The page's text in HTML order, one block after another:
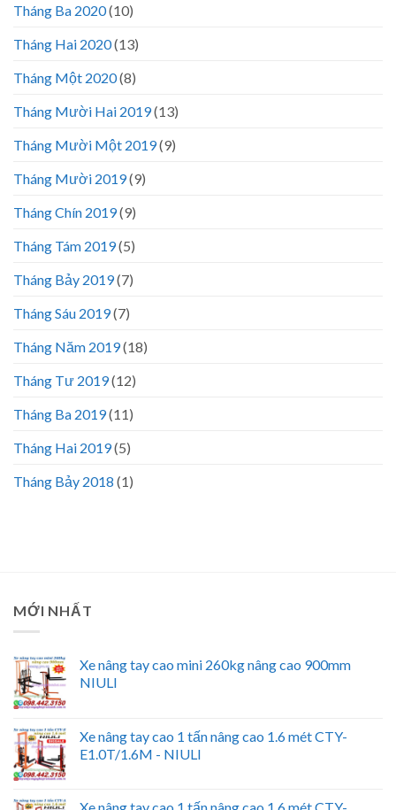
Tháng Ba 2020(10)
Tháng Hai 2020(13)
Tháng Một 2020(8)
Tháng Mười Hai 2019(13)
Tháng Mười Một 2019(9)
Tháng Mười 2019(9)
Tháng Chín 2019(9)
Tháng Tám 2019(5)
Tháng Bảy 2019(7)
Tháng Sáu 2019(7)
Tháng Năm 2019(18)
Tháng Tư 2019(12)
Tháng Ba 2019(11)
Tháng Hai 2019(5)
Tháng Bảy 2018 (1)
MỚI NHẤT
Xe nâng tay cao mini 260kg nâng cao 900mm
NIULI
Xe nâng tay cao 1 tấn nâng cao 1.6 mét CTY-
E1.0T/1.6M - NIULI